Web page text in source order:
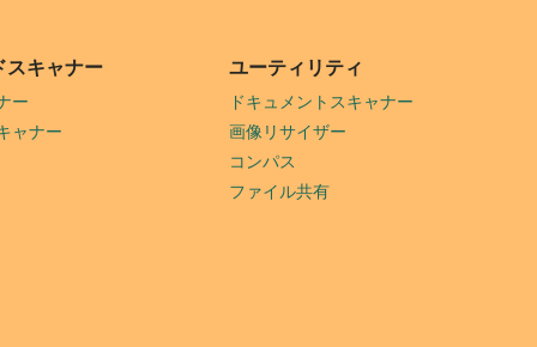
スキャナー
ー
ャナー
ユーティリティ
ドキュメントスキャナー
画像リサイザー
コンパス
ファイル共有